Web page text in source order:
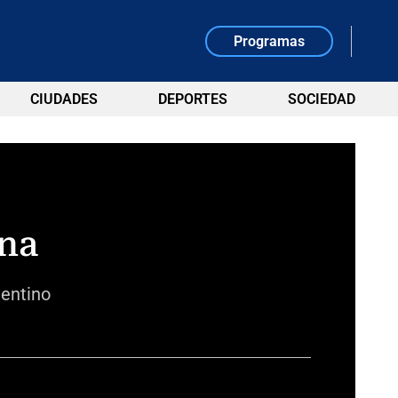
Programas
CIUDADES DEPORTES SOCIEDAD